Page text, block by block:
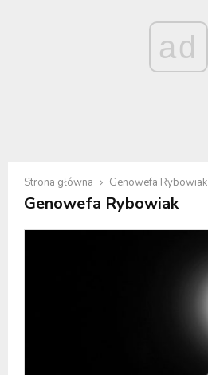
ad
Strona główna Genowefa Rybowiak
Genowefa Rybowiak